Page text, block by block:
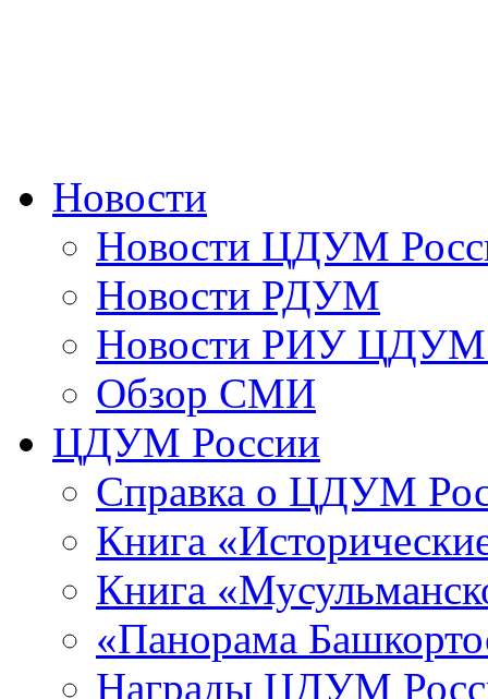
Новости
Новости ЦДУМ
Новости РДУМ
Новости РИУ ЦДУМ
Обзор СМИ
ЦДУМ России
Справка о ЦДУМ
Книга
Книга
«Панорама
Награды ЦДУМ